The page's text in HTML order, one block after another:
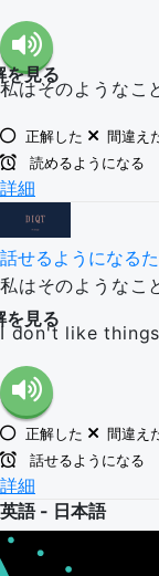
を見る
私はそのようなこ
正解した
間違え
読めるようになる
詳細
話せるようになる
私はそのようなこ
を見る
I don't like
正解した
間違え
話せるようになる
詳細
英語 - 日本語